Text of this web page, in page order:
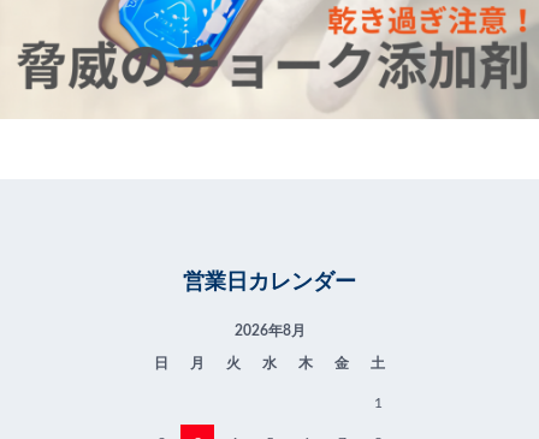
営業日カレンダー
2026年8月
日 月 火 水 木 金 土
1